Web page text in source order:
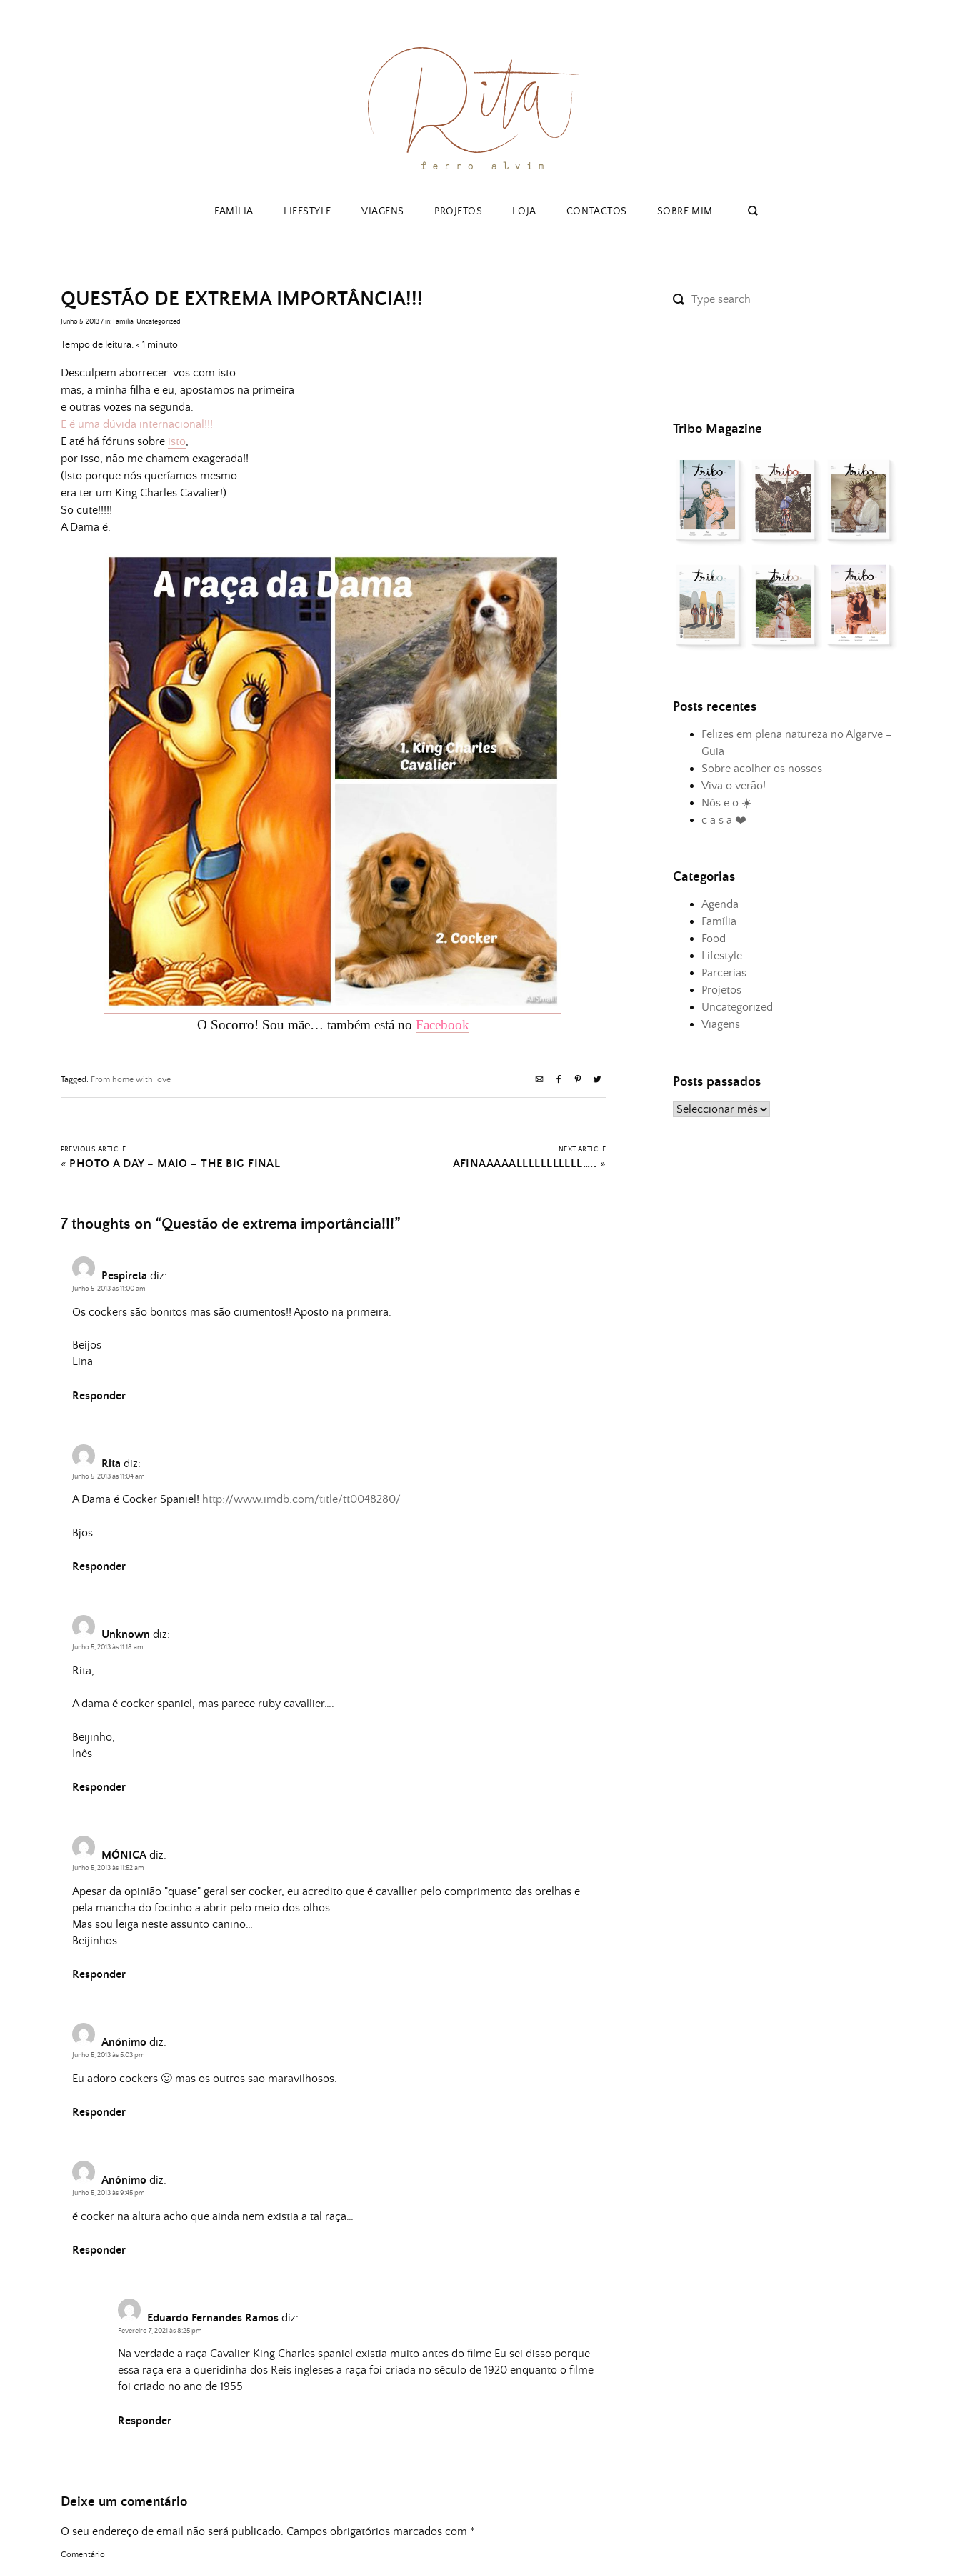
FAMÍLIA LIFESTYLE VIAGENS PROJETOS LOJA CONTACTOS SOBRE MIM
QUESTÃO DE EXTREMA IMPORTÂNCIA!!!
Junho 5, 2013/in: Família, Uncategorized
Tempo de leitura:< 1 minuto
Desculpem aborrecer-vos com isto
mas, a minha filha e eu, apostamos na primeira
e outras vozes na segunda.
E é uma dúvida internacional!!!
E até há fóruns sobre isto,
por isso, não me chamem exagerada!!
(Isto porque nós queríamos mesmo
era ter um King Charles Cavalier!)
So cute!!!!!
A Dama é:
O Socorro! Sou mãe… também está no Facebook
Tagged: From home with love
PREVIOUS ARTICLE
« PHOTO A DAY – MAIO – THE BIG FINAL
NEXT ARTICLE
AFINAAAAALLLLLLLLLLL….. »
7 thoughts on “Questão de extrema importância!!!”
Pespireta diz:
Junho 5, 2013 às 11:00 am
Os cockers são bonitos mas são ciumentos!! Aposto na primeira.
Beijos
Lina
Responder
Rita diz:
Junho 5, 2013 às 11:04 am
A Dama é Cocker Spaniel! http://www.imdb.com/title/tt0048280/
Bjos
Responder
Unknown diz:
Junho 5, 2013 às 11:18 am
Rita,
A dama é cocker spaniel, mas parece ruby cavallier….
Beijinho,
Inês
Responder
MÓNICA diz:
Junho 5, 2013 às 11:52 am
Apesar da opinião "quase" geral ser cocker, eu acredito que é cavallier pelo comprimento das orelhas e
pela mancha do focinho a abrir pelo meio dos olhos.
Mas sou leiga neste assunto canino…
Beijinhos
Responder
Anónimo diz:
Junho 5, 2013 às 5:03 pm
Eu adoro cockers 🙂 mas os outros sao maravilhosos.
Responder
Anónimo diz:
Junho 5, 2013 às 9:45 pm
é cocker na altura acho que ainda nem existia a tal raça…
Responder
Eduardo Fernandes Ramos diz:
Fevereiro 7, 2021 às 8:25 pm
Na verdade a raça Cavalier King Charles spaniel existia muito antes do filme Eu sei disso porque
essa raça era a queridinha dos Reis ingleses a raça foi criada no século de 1920 enquanto o filme
foi criado no ano de 1955
Responder
Deixe um comentário
O seu endereço de email não será publicado. Campos obrigatórios marcados com *
Comentário
Tribo Magazine
Posts recentes
Felizes em plena natureza no Algarve –
Guia
Sobre acolher os nossos
Viva o verão!
Nós e o ☀️
c a s a ❤️
Categorias
Agenda
Família
Food
Lifestyle
Parcerias
Projetos
Uncategorized
Viagens
Posts passados
Posts